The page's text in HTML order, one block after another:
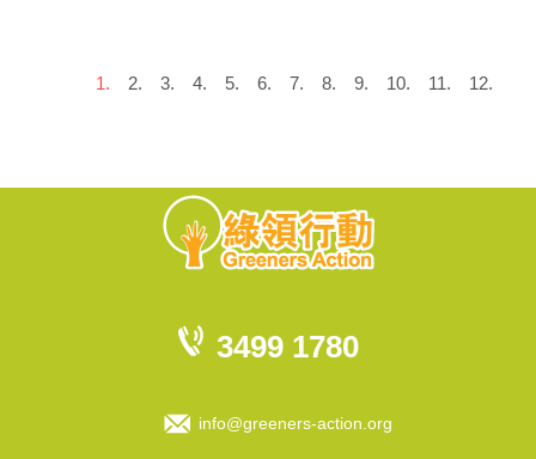
1. 2. 3. 4. 5. 6. 7. 8. 9. 10. 11. 12.
3499 1780
info@greeners-action.org